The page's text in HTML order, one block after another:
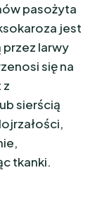
pasożyta
jest
larwy
się na
z
sierścią
tkanki.